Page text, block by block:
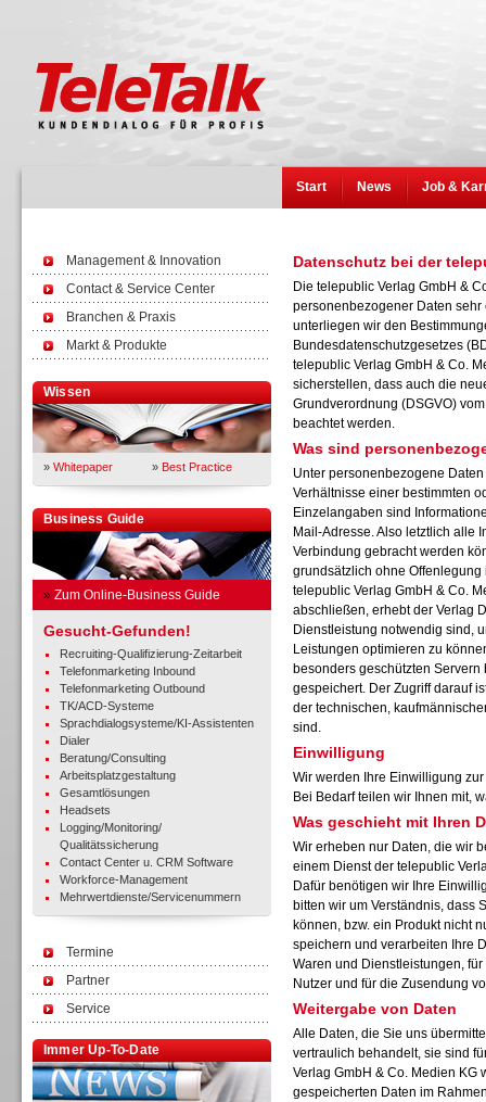
Start News Job &
Management & Innovation
Contact & Service Center
Branchen & Praxis
Markt & Produkte
Wissen
» Whitepaper » Best Practice
Business Guide
» Zum Online-Business Guide
Gesucht-Gefunden!
Recruiting-Qualifizierung-Zeitarbeit
Telefonmarketing Inbound
Telefonmarketing Outbound
TK/ACD-Systeme
Sprachdialogsysteme/KI-Assistenten
Dialer
Beratung/Consulting
Arbeitsplatzgestaltung
Gesamtlösungen
Headsets
Logging/Monitoring/
Qualitätssicherung
Contact Center u. CRM Software
Workforce-Management
Mehrwertdienste/Servicenummern
Termine
Partner
Service
Immer Up-To-Date
Datenschutz bei der
Die telepublic Verlag GmbH &
personenbezogener Daten
unterliegen wir den
Bundesdatenschutzgesetzes
telepublic Verlag GmbH & Co.
sicherstellen, dass auch die
Grundverordnung (DSGVO)
beachtet werden.
Was sind
Unter personenbezogene
Verhältnisse einer bestimmten
Einzelangaben sind
Mail-Adresse. Also letztlich alle
Verbindung gebracht werden
grundsätzlich ohne
telepublic Verlag GmbH & Co.
abschließen, erhebt der Verlag
Dienstleistung notwendig sind,
Leistungen optimieren zu
besonders geschützten
gespeichert. Der Zugriff darauf
der technischen,
sind.
Einwilligung
Wir werden Ihre Einwilligung
Bei Bedarf teilen wir Ihnen mit,
Was geschieht mit Ihren
Wir erheben nur Daten, die wir
einem Dienst der telepublic
Dafür benötigen wir Ihre
bitten wir um Verständnis, dass
können, bzw. ein Produkt nicht
speichern und verarbeiten Ihre
Waren und Dienstleistungen,
Nutzer und für die Zusendung
Weitergabe von Daten
Alle Daten, die Sie uns
vertraulich behandelt, sie sind
Verlag GmbH & Co. Medien KG
gespeicherten Daten im